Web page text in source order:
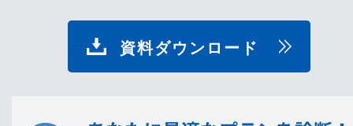
資料ダウンロード